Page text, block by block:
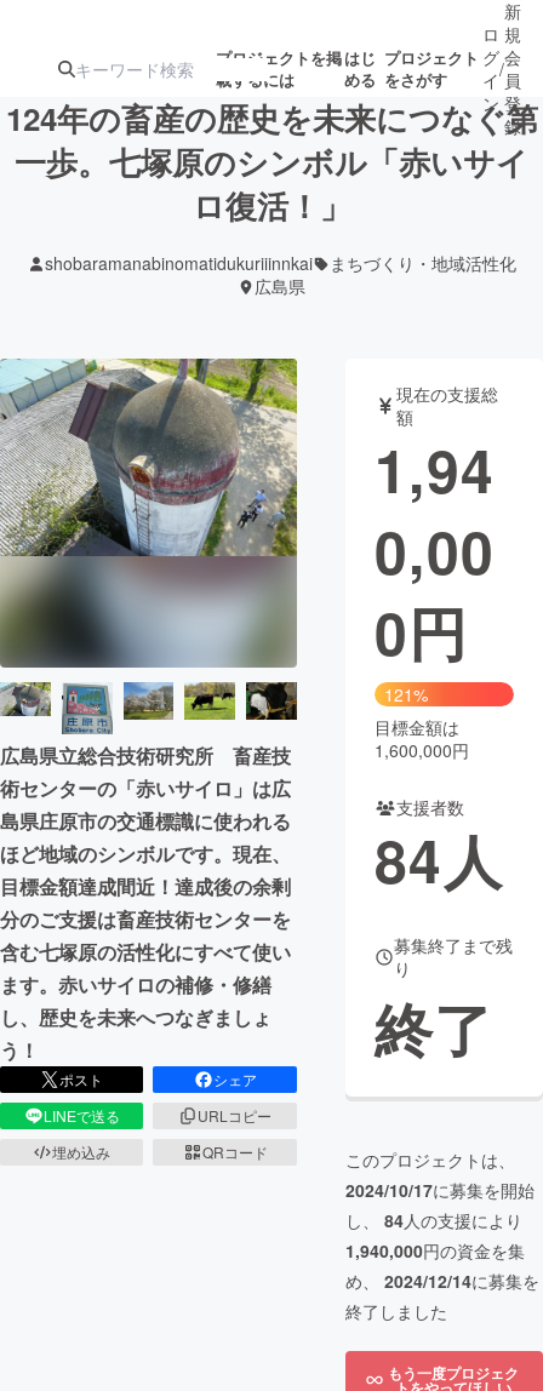
プロジェクトを掲
載するには
はじ
める
プロジェクト
をさがす
注目の新着プロ 募集終了が近いプ
テクノロジー・ガジェット ゲーム・サ
映像・映画 書籍・雑誌
ビジネス・起業
まちづくり・地域活性化
CAMPFIRE for Social Good CAMPFIRE Creation
CAMPFIREふるさと納税 machi-ya コミュニティ
ロ
グ
イ
ン
/
新
規
会
員
登
録
124年の畜産の歴史を未来につなぐ第
一歩。七塚原のシンボル「赤いサイ
ロ復活！」
shobaramanabinomatidukuriiinnkai
まちづくり・地域活性化
広島県
広島県立総合技術研究所 畜産技
術センターの「赤いサイロ」は広
島県庄原市の交通標識に使われる
ほど地域のシンボルです。現在、
目標金額達成間近！達成後の余剰
分のご支援は畜産技術センターを
含む七塚原の活性化にすべて使い
ます。赤いサイロの補修・修繕
し、歴史を未来へつなぎましょ
う！
ポスト
シェア
LINEで送る
URLコピー
埋め込み
QRコード
現在の支援総
額
1,94
0,00
0円
121%
目標金額は
1,600,000円
支援者数
84人
募集終了まで残
り
終了
このプロジェクトは、
2024/10/17に募集を開始
し、 84人の支援により
1,940,000円の資金を集
め、 2024/12/14に募集を
終了しました
もう一度プロジェク